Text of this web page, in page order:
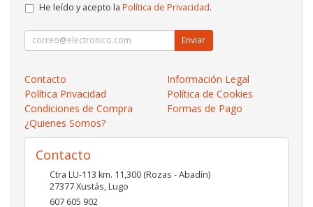
He leído y acepto la Política de Privacidad.
Enviar
Contacto
Información Legal
Política Privacidad
Política de Cookies
Condiciones de Compra
Formas de Pago
¿Quienes Somos?
Contacto
Ctra LU-113 km. 11,300 (Rozas - Abadín)
27377Xustás,Lugo
607 605 902